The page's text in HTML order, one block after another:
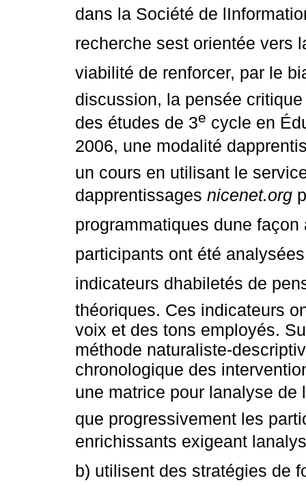
dans la Société de
recherche sest orientée vers
viabilité de renforcer, par le
discussion, la pensée
des études de 3e cycle en
2006, une modalité
un cours en utilisant le
dapprentissages nicenet.org
programmatiques dune
participants ont été
indicateurs dhabiletés de
théoriques. Ces indicateurs
voix et des tons employés.
méthode naturaliste-
chronologique des
une matrice pour lanalyse
que progressivement les
enrichissants exigeant
b) utilisent des stratégies de